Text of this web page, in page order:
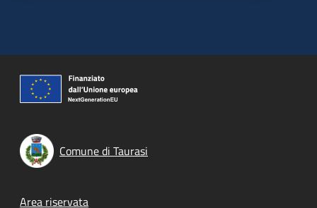
Comune di Taurasi
Area riservata